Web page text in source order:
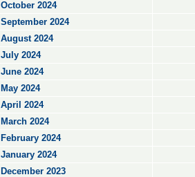
October 2024
September 2024
August 2024
July 2024
June 2024
May 2024
April 2024
March 2024
February 2024
January 2024
December 2023